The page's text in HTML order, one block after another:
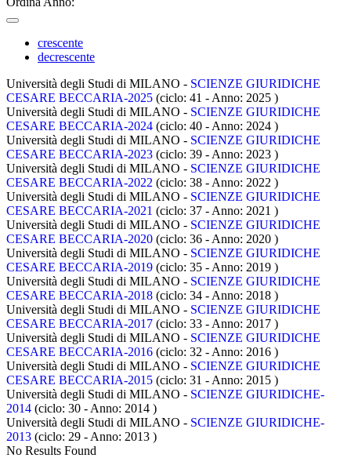
crescente
decrescente
Università degli Studi di MILANO - SCIENZE GIURIDICHE
CESARE BECCARIA-2025 (ciclo: 41 - Anno: 2025 )
Università degli Studi di MILANO - SCIENZE GIURIDICHE
CESARE BECCARIA-2024 (ciclo: 40 - Anno: 2024 )
Università degli Studi di MILANO - SCIENZE GIURIDICHE
CESARE BECCARIA-2023 (ciclo: 39 - Anno: 2023 )
Università degli Studi di MILANO - SCIENZE GIURIDICHE
CESARE BECCARIA-2022 (ciclo: 38 - Anno: 2022 )
Università degli Studi di MILANO - SCIENZE GIURIDICHE
CESARE BECCARIA-2021 (ciclo: 37 - Anno: 2021 )
Università degli Studi di MILANO - SCIENZE GIURIDICHE
CESARE BECCARIA-2020 (ciclo: 36 - Anno: 2020 )
Università degli Studi di MILANO - SCIENZE GIURIDICHE
CESARE BECCARIA-2019 (ciclo: 35 - Anno: 2019 )
Università degli Studi di MILANO - SCIENZE GIURIDICHE
CESARE BECCARIA-2018 (ciclo: 34 - Anno: 2018 )
Università degli Studi di MILANO - SCIENZE GIURIDICHE
CESARE BECCARIA-2017 (ciclo: 33 - Anno: 2017 )
Università degli Studi di MILANO - SCIENZE GIURIDICHE
CESARE BECCARIA-2016 (ciclo: 32 - Anno: 2016 )
Università degli Studi di MILANO - SCIENZE GIURIDICHE
CESARE BECCARIA-2015 (ciclo: 31 - Anno: 2015 )
Università degli Studi di MILANO - SCIENZE GIURIDICHE-
2014 (ciclo: 30 - Anno: 2014 )
Università degli Studi di MILANO - SCIENZE GIURIDICHE-
2013 (ciclo: 29 - Anno: 2013 )
No Results Found